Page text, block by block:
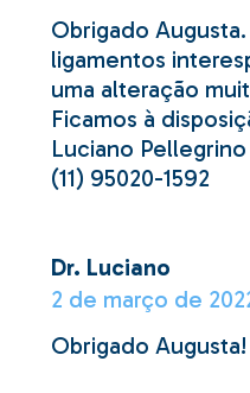
Obrigado
ligamentos
uma alteração
Ficamos à
Luciano Pellegrino
(11) 95020-1592
Dr. Luciano
2 de março de
Obrigado Augusta!